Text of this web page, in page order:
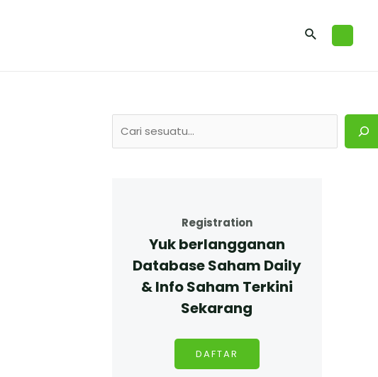
Registration
Yuk berlangganan
Database Saham Daily
& Info Saham Terkini
Sekarang
DAFTAR